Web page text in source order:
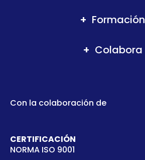
Formación
Colabora
Con la colaboración de
CERTIFICACIÓN
NORMA ISO 9001